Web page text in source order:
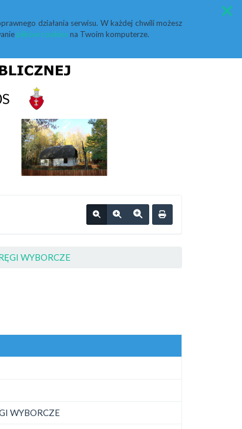
działania serwisu. W każdej chwili możesz
plików cookiesna Twoim komputerze.
Przycisk wyszukaj duży
WYBORCZE
WYBORCZE